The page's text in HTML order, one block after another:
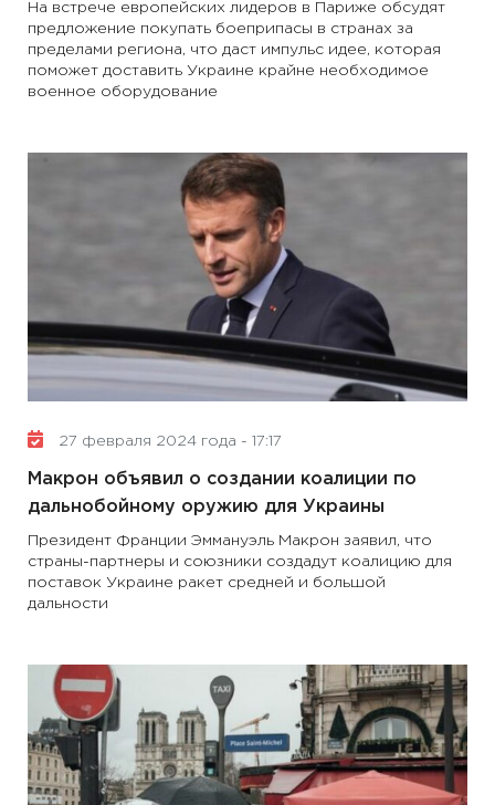
На встрече европейских лидеров в Париже обсудят
предложение покупать боеприпасы в странах за
пределами региона, что даст импульс идее, которая
поможет доставить Украине крайне необходимое
военное оборудование
27 февраля 2024 года - 17:17
Макрон объявил о создании коалиции по
дальнобойному оружию для Украины
Президент Франции Эммануэль Макрон заявил, что
страны-партнеры и союзники создадут коалицию для
поставок Украине ракет средней и большой
дальности